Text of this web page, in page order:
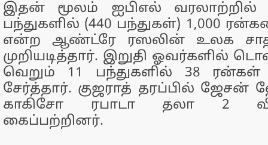
இதன் மூலம் ஐபிஎல் வரலாற்றில்
பந்துகளில் (440 பந்துகள்) 1,000
என்ற ஆண்ட்ரே ரஸலின் உலக
முறியடித்தார். இறுதி ஓவர்களில்
வெறும் 11 பந்துகளில் 38 ரன்கள்
சேர்த்தார். குஜராத் தரப்பில்
காகிசோ ரபாடா தலா 2
கைப்பற்றினர்.